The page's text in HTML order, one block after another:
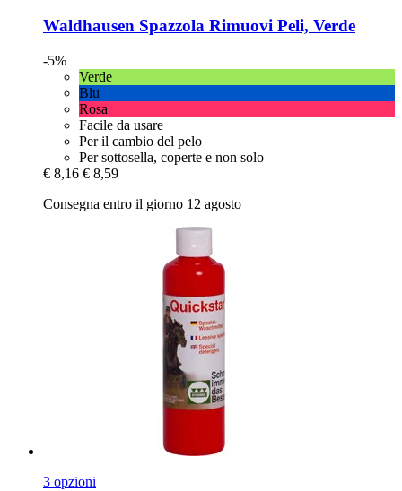
Waldhausen Spazzola Rimuovi Peli, Verde
-5%
Verde
Blu
Rosa
Facile da usare
Per il cambio del pelo
Per sottosella, coperte e non solo
€ 8,16 € 8,59
Consegna entro il giorno 12 agosto
3 opzioni